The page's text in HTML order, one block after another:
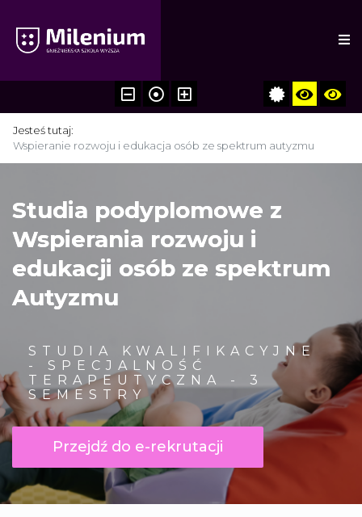
Jesteś tutaj:
Wspieranie rozwoju i edukacja osób ze spektrum autyzmu
Studia podyplomowe z
Wspierania rozwoju i
edukacji osób ze spektrum
Autyzmu
STUDIA KWALIFIKACYJNE
- SPECJALNOŚĆ
TERAPEUTYCZNA - 3
SEMESTRY
Przejdź do e-rekrutacji